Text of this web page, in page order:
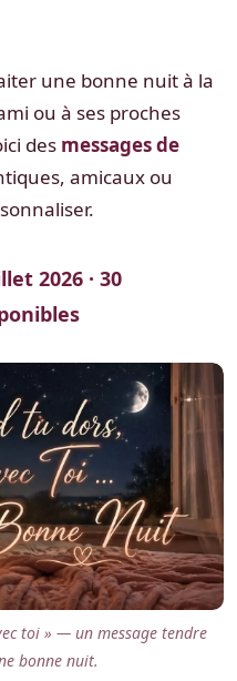
une bonne nuit à la
ou à ses proches
des messages de
amicaux ou
2026 · 30
toi » — un message tendre
bonne nuit.